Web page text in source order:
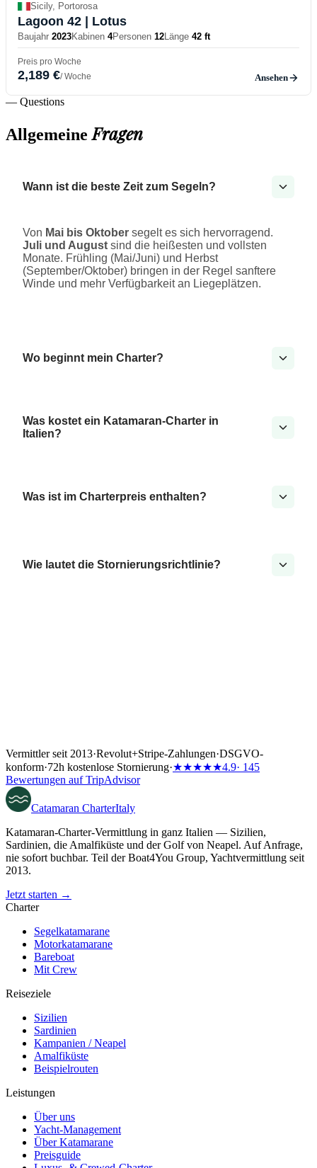
Sicily, Portorosa
Lagoon 42 | Lotus
Baujahr 2023Kabinen 4Personen 12Länge 42 ft
Preis pro Woche
2,189 €/ Woche Ansehen
— Questions
AllgemeineFragen
Wann ist die beste Zeit zum Segeln?
Von Mai bis Oktober segelt es sich hervorragend.
Juli und August sind die heißesten und vollsten
Monate. Frühling (Mai/Juni) und Herbst
(September/Oktober) bringen in der Regel sanftere
Winde und mehr Verfügbarkeit an Liegeplätzen.
Wo beginnt mein Charter?
Was kostet ein Katamaran-Charter in
Italien?
Was ist im Charterpreis enthalten?
Wie lautet die Stornierungsrichtlinie?
Vermittler seit 2013·Revolut+Stripe-Zahlungen·DSGVO-
konform·72h kostenlose Stornierung·★★★★★4.9· 145
Bewertungen auf TripAdvisor
Catamaran CharterItaly
Katamaran-Charter-Vermittlung in ganz Italien — Sizilien,
Sardinien, die Amalfiküste und der Golf von Neapel. Auf Anfrage,
nie sofort buchbar. Teil der Boat4You Group, Yachtvermittlung seit
2013.
Jetzt starten →
Charter
Segelkatamarane
Motorkatamarane
Bareboat
Mit Crew
Reiseziele
Sizilien
Sardinien
Kampanien / Neapel
Amalfiküste
Beispielrouten
Leistungen
Über uns
Yacht-Management
Über Katamarane
Preisguide